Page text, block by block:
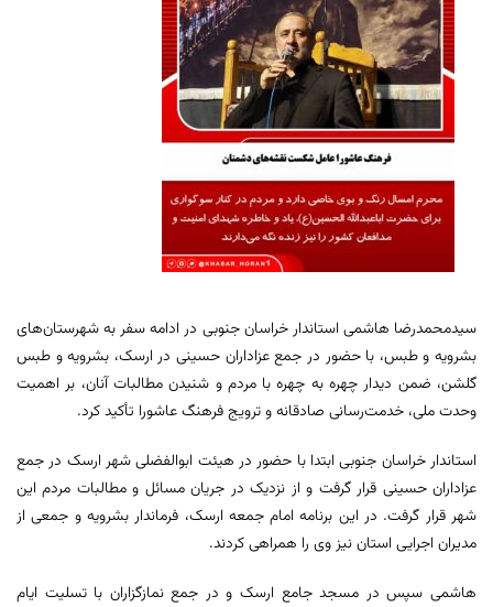
سیدمحمدرضا هاشمی استاندار خراسان جنوبی در ادامه سفر به شهرستان‌های
بشرویه و طبس، با حضور در جمع عزاداران حسینی در ارسک، بشرویه و طبس
گلشن، ضمن دیدار چهره به چهره با مردم و شنیدن مطالبات آنان، بر اهمیت
وحدت ملی، خدمت‌رسانی صادقانه و ترویج فرهنگ عاشورا تأکید کرد.
استاندار خراسان جنوبی ابتدا با حضور در هیئت ابوالفضلی شهر ارسک در جمع
عزاداران حسینی قرار گرفت و از نزدیک در جریان مسائل و مطالبات مردم این
شهر قرار گرفت. در این برنامه امام جمعه ارسک، فرماندار بشرویه و جمعی از
مدیران اجرایی استان نیز وی را همراهی کردند.
هاشمی سپس در مسجد جامع ارسک و در جمع نمازگزاران با تسلیت ایام